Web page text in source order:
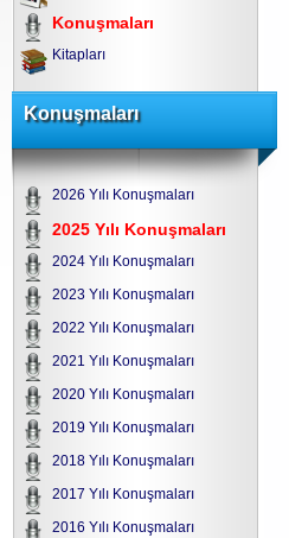
Konuşmaları
Kitapları
Konuşmaları
2026 Yılı Konuşmaları
2025 Yılı Konuşmaları
2024 Yılı Konuşmaları
2023 Yılı Konuşmaları
2022 Yılı Konuşmaları
2021 Yılı Konuşmaları
2020 Yılı Konuşmaları
2019 Yılı Konuşmaları
2018 Yılı Konuşmaları
2017 Yılı Konuşmaları
2016 Yılı Konuşmaları